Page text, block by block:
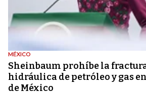
MÉXICO
Sheinbaum prohíbe la
hidráulica de petróleo y gas
de México